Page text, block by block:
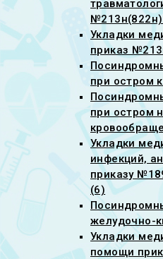
Укладки
приказ
при остром
при остром
Укладки
инфекций,
приказу
(6)
желудочно-
Укладки
помощи